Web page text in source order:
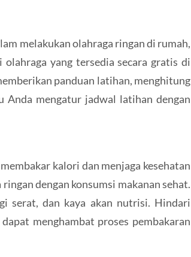
melakukan olahraga ringan di rumah,
yang tersedia secara gratis di
panduan latihan, menghitung
Anda mengatur jadwal latihan dengan
kalori dan menjaga kesehatan
dengan konsumsi makanan sehat.
serat, dan kaya akan nutrisi. Hindari
menghambat proses pembakaran